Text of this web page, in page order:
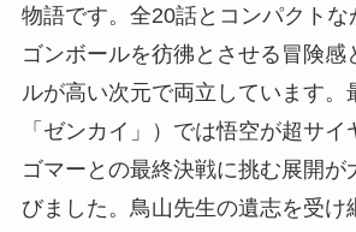
物語です。全20話とコンパクトな
ゴンボールを彷彿とさせる冒険感
ルが高い次元で両立しています。
「ゼンカイ」）では悟空が超サ
ゴマーとの最終決戦に挑む展開が
びました。鳥山先生の遺志を受け